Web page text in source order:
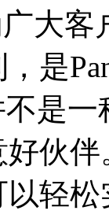
大客
是
不是
伙
轻